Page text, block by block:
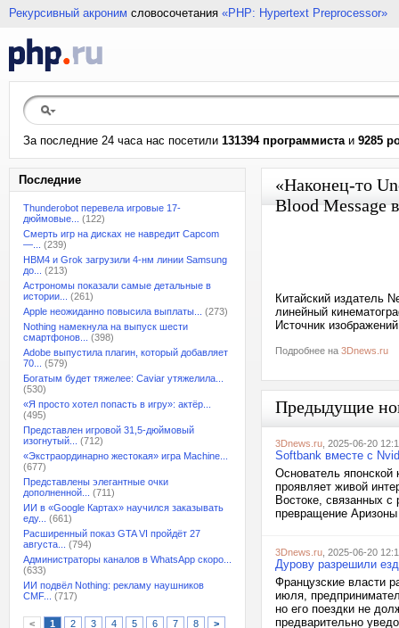
Рекурсивный акроним словосочетания «PHP: Hypertext Preprocessor»
За последние 24 часа нас посетили 131394 программистаи 9285
Последние
Thunderobot перевела игровые 17-
дюймовые...
(122)
Смерть игр на дисках не навредит Capcom
—...
(239)
HBM4 и Grok загрузили 4-нм линии Samsung
до...
(213)
Астрономы показали самые детальные в
истории...
(261)
Apple неожиданно повысила выплаты...
(273)
Nothing намекнула на выпуск шести
смартфонов...
(398)
Adobe выпустила плагин, который добавляет
70...
(579)
Богатым будет тяжелее: Caviar утяжелила...
(530)
«Я просто хотел попасть в игру»: актёр...
(495)
Представлен игровой 31,5-дюймовый
изогнутый...
(712)
«Экстраординарно жестокая» игра Machine...
(677)
Представлены элегантные очки
дополненной...
(711)
ИИ в «Google Картах» научился заказывать
еду...
(661)
Расширенный показ GTA VI пройдёт 27
августа...
(794)
Администраторы каналов в WhatsApp скоро...
(633)
ИИ подвёл Nothing: рекламу наушников
CMF...
(717)
< 1 2 3 4 5 6 7 8 >
«Наконец-то
Blood Message
Китайский издатель
линейный
Источник
Подробнее на 3Dnews.ru
Предыдущие
3Dnews.ru , 2025-06-20
Softbank вместе с
Основатель
проявляет живой
Востоке, связанных
превращение
3Dnews.ru , 2025-06-20
Дурову разрешили
Французские власти
июля,
но его поездки не
предварительно